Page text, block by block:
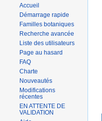
Accueil
Démarrage rapide
Familles botaniques
Recherche avancée
Liste des utilisateurs
Page au hasard
FAQ
Charte
Nouveautés
Modifications
récentes
EN ATTENTE DE
VALIDATION